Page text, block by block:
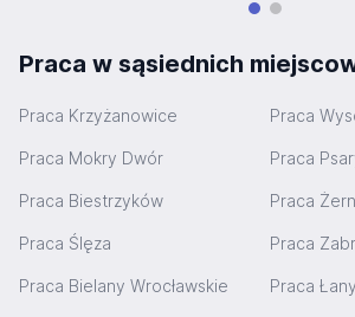
Praca w sąsiednich
Praca Krzyżanowice Praca
Praca Mokry Dwór Praca
Praca Biestrzyków Praca
Praca Ślęza Praca
Praca Bielany Wrocławskie Praca Łany